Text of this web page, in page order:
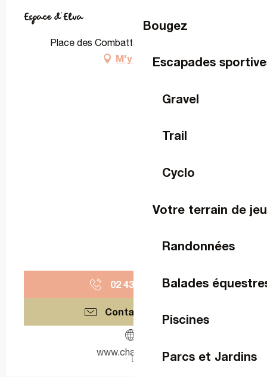
Bougez
Escapades
Gravel
Trail
Cyclo
Votre terrain de
Randonnées
Balades
Piscines
Parcs et Jardins
Espace d'Elva
Place des Combattants, 53810 Changé
M'y rendre
02 43 53 20▒▒
Contactez-nous
www.change53.fr